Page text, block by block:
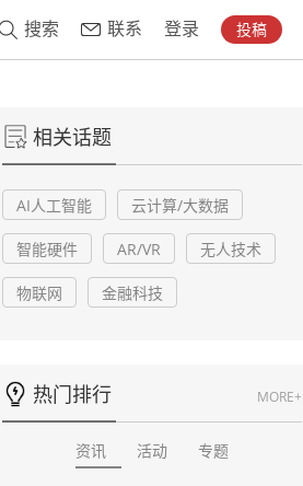
搜索 联系 登录 投稿
相关话题
AI人工智能 云计算/大数据
智能硬件 AR/VR 无人技术
物联网 金融科技
热门排行 MORE+
资讯 活动 专题